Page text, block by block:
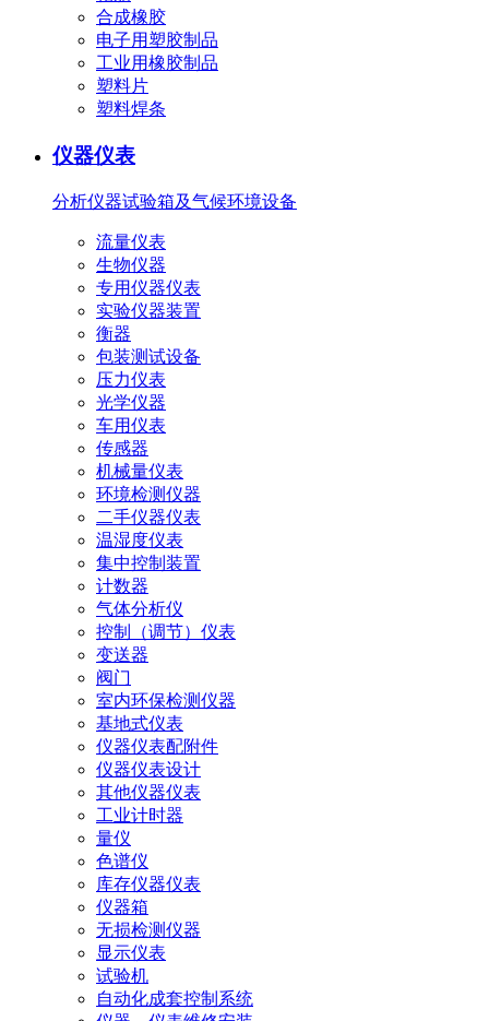
合成橡胶
电子用塑胶制品
工业用橡胶制品
塑料片
塑料焊条
仪器仪表
分析仪器试验箱及气候环境设备
流量仪表
生物仪器
专用仪器仪表
实验仪器装置
衡器
包装测试设备
压力仪表
光学仪器
车用仪表
传感器
机械量仪表
环境检测仪器
二手仪器仪表
温湿度仪表
集中控制装置
计数器
气体分析仪
控制（调节）仪表
变送器
阀门
室内环保检测仪器
基地式仪表
仪器仪表配附件
仪器仪表设计
其他仪器仪表
工业计时器
量仪
色谱仪
库存仪器仪表
仪器箱
无损检测仪器
显示仪表
试验机
自动化成套控制系统